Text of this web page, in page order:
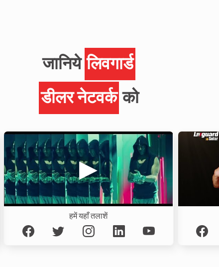
जानियेलिवगार्ड
डीलर नेटवर्क को
हमें यहाँ तलाशें